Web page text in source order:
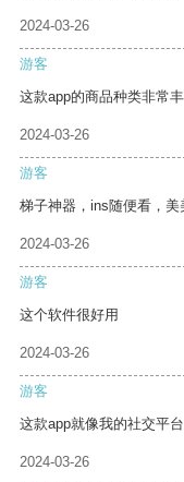
2024-03-26
游客
这款app的商品种类非常
2024-03-26
游客
梯子神器，ins随便看，美
2024-03-26
游客
这个软件很好用
2024-03-26
游客
这款app就像我的社交平
2024-03-26